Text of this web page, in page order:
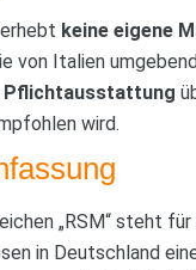
keine eigene
von Italien
Pflichtausstattung
wird.
„RSM“ steht
in Deutschland